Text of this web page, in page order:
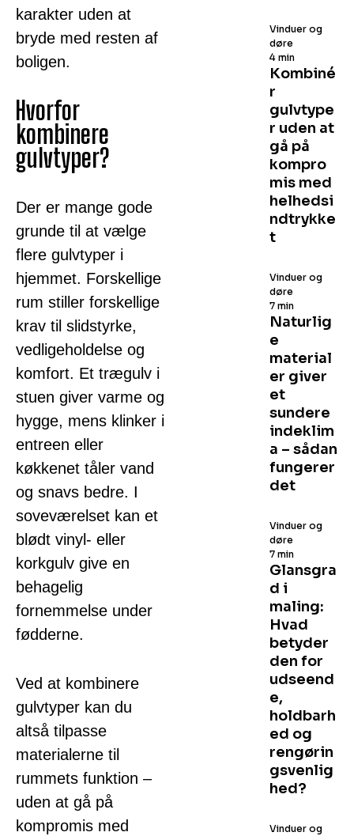
karakter uden at
bryde med resten af
boligen.
Hvorfor
kombinere
gulvtyper?
Der er mange gode
grunde til at vælge
flere gulvtyper i
hjemmet. Forskellige
rum stiller forskellige
krav til slidstyrke,
vedligeholdelse og
komfort. Et trægulv i
stuen giver varme og
hygge, mens klinker i
entreen eller
køkkenet tåler vand
og snavs bedre. I
soveværelset kan et
blødt vinyl- eller
korkgulv give en
behagelig
fornemmelse under
fødderne.
Ved at kombinere
gulvtyper kan du
altså tilpasse
materialerne til
rummets funktion –
uden at gå på
kompromis med
Kombiné
r
gulvtype
r uden at
gå på
kompro
mis med
helhedsi
ndtrykke
t
Vinduer og
døre
4 min
Naturlig
e
material
er giver
et
sundere
indeklim
a – sådan
fungerer
det
Vinduer og
døre
7 min
Glansgra
d i
maling:
Hvad
betyder
den for
udseend
e,
holdbarh
ed og
rengørin
gsvenlig
hed?
Vinduer og
døre
7 min
Vinduer og